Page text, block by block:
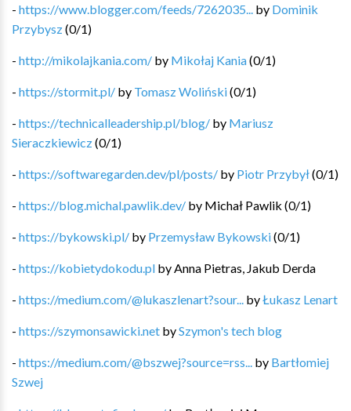
- https://www.blogger.com/feeds/7262035... by Dominik
Przybysz(0/1)
- http://mikolajkania.com/ by Mikołaj Kania(0/1)
- https://stormit.pl/ by Tomasz Woliński(0/1)
- https://technicalleadership.pl/blog/ by Mariusz
Sieraczkiewicz(0/1)
- https://softwaregarden.dev/pl/posts/ by Piotr Przybył(0/1)
- https://blog.michal.pawlik.dev/ by Michał Pawlik (0/1)
- https://bykowski.pl/ by Przemysław Bykowski(0/1)
- https://kobietydokodu.pl by Anna Pietras, Jakub Derda
- https://medium.com/@lukaszlenart?sour... byŁukasz Lenart
- https://szymonsawicki.net bySzymon's tech blog
- https://medium.com/@bszwej?source=rss... by Bartłomiej
Szwej